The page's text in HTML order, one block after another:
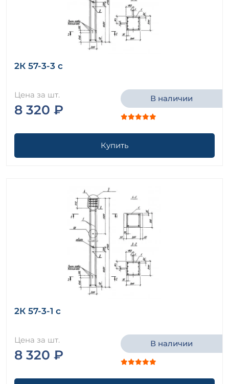
2К 57-3-3 с
Цена за шт.
8 320 ₽
В наличии
Купить
2К 57-3-1 с
Цена за шт.
8 320 ₽
В наличии